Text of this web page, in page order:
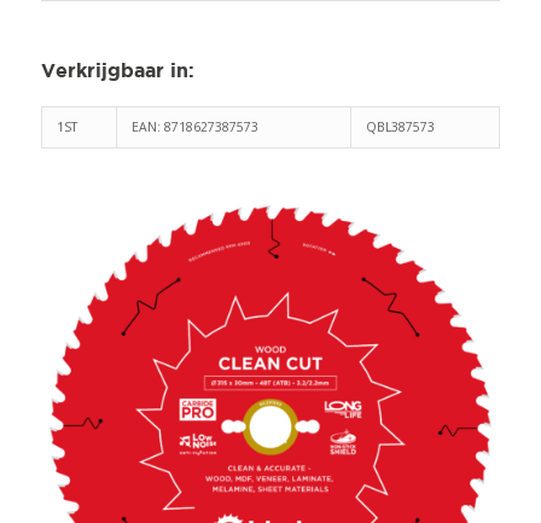
Verkrijgbaar in:
1ST EAN: 8718627387573 QBL387573